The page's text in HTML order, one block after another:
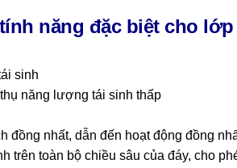
năng đặc biệt cho
sinh
năng lượng tái sinh thấp
đồng nhất, dẫn đến hoạt động đồng
trên toàn bộ chiều sâu của đáy, cho